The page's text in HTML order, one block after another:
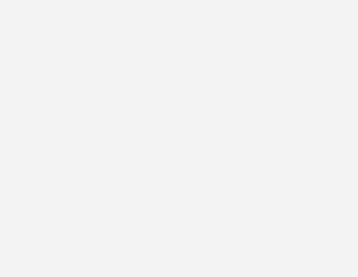
Preise erwartet und die Projekte
das Geschäft für gewerbliche Anlagen
Verfügbarkeit von elektronischen
„Das Speichergeschäft blieb aufgrund von
hinter den Erwartungen
erwartet
setzte SMA in 2018 nur 761 Millionen Euro um.